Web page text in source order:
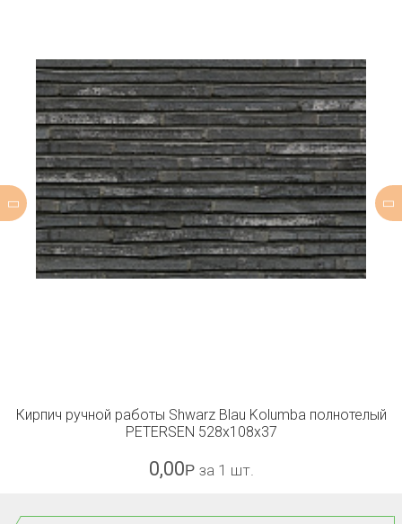
Кирпич ручной работы Shwarz Blau Kolumba полнотелый
PETERSEN 528x108x37
0,00Р за 1 шт.